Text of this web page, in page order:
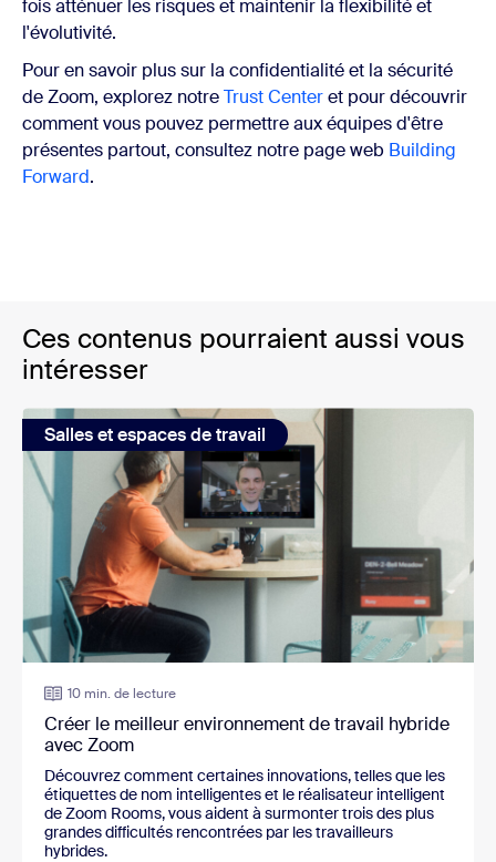
fois atténuer les risques et maintenir la flexibilité et
l'évolutivité.
Pour en savoir plus sur la confidentialité et la sécurité
de Zoom, explorez notreTrust Centeret pour découvrir
comment vous pouvez permettre aux équipes d'être
présentes partout, consultez notre page web Building
Forward.
Ces contenus pourraient aussi vous
intéresser
Salles et espaces de travail
10 min. de lecture
Créer le meilleur environnement de travail hybride
avec Zoom
Découvrez comment certaines innovations, telles que les
étiquettes de nom intelligentes et le réalisateur intelligent
de Zoom Rooms, vous aident à surmonter trois des plus
grandes difficultés rencontrées par les travailleurs
hybrides.